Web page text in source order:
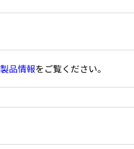
製品情報をご覧ください。